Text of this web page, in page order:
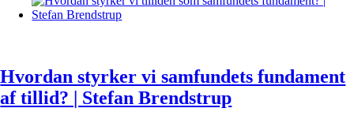
Hvordan styrker vi samfundets fundament
af tillid? | Stefan Brendstrup